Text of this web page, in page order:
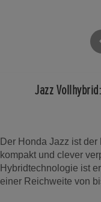
Jazz
Der Honda Jazz ist
kompakt und clever
Hybridtechnologie ist
einer Reichweite von